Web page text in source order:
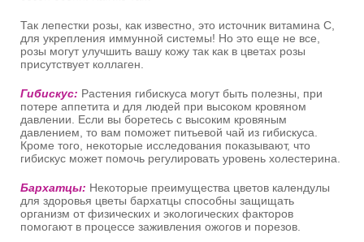
Так лепестки розы, как известно, это источник витамина С,
для укрепления иммунной системы! Но это еще не все,
розы могут улучшить вашу кожу так как в цветах розы
присутствует коллаген.
Гибискус: Растения гибискуса могут быть полезны, при
потере аппетита и для людей при высоком кровяном
давлении. Если вы боретесь с высоким кровяным
давлением, то вам поможет питьевой чай из гибискуса.
Кроме того, некоторые исследования показывают, что
гибискус может помочь регулировать уровень холестерина.
Бархатцы: Некоторые преимущества цветов календулы
для здоровья цветы бархатцы способны защищать
организм от физических и экологических факторов
помогают в процессе заживления ожогов и порезов.